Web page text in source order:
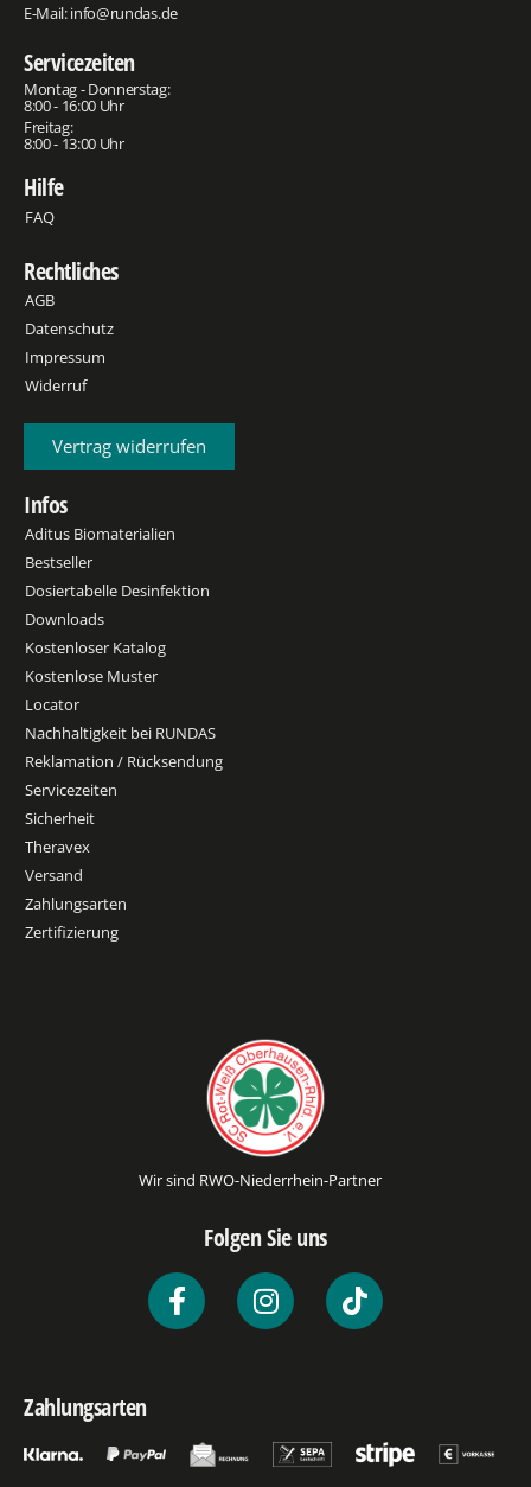
E-Mail:info@rundas.de
Servicezeiten
Montag - Donnerstag:
8:00 - 16:00 Uhr
Freitag:
8:00 - 13:00 Uhr
Hilfe
FAQ
Rechtliches
AGB
Datenschutz
Impressum
Widerruf
Vertrag widerrufen
Infos
Aditus Biomaterialien
Bestseller
Dosiertabelle Desinfektion
Downloads
Kostenloser Katalog
Kostenlose Muster
Locator
Nachhaltigkeit bei RUNDAS
Reklamation / Rücksendung
Servicezeiten
Sicherheit
Theravex
Versand
Zahlungsarten
Zertifizierung
Wir sind RWO-Niederrhein-Partner
Folgen Sie uns
Zahlungsarten